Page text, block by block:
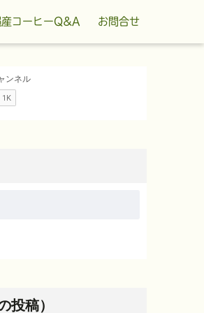
産コーヒーQ&A お問合せ
投稿）